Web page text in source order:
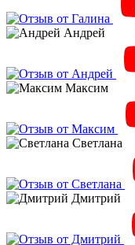
Андрей
Максим
Светлана
Дмитрий